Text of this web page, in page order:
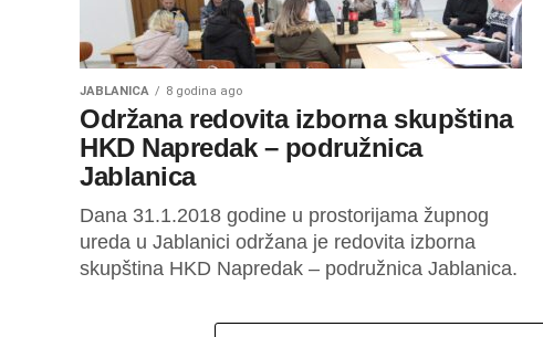
JABLANICA 8 godina ago
Održana redovita izborna skupština
HKD Napredak – podružnica
Jablanica
Dana 31.1.2018 godine u prostorijama župnog
ureda u Jablanici održana je redovita izborna
skupština HKD Napredak – podružnica Jablanica.